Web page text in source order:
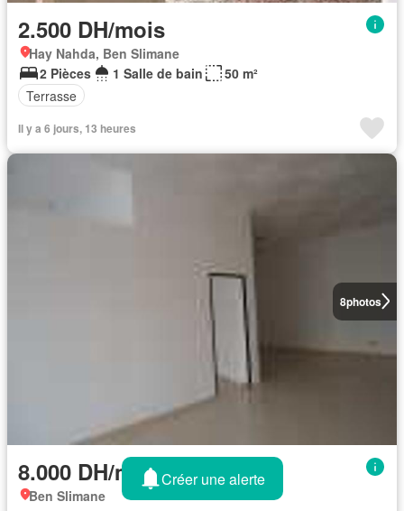
2.500 DH/mois
Hay Nahda, Ben Slimane
2 Pièces
1 Salle de bain
50 m²
Terrasse
Il y a 6 jours, 13 heures
8photos
8.000 DH/mois
Ben Slimane
Créer une alerte